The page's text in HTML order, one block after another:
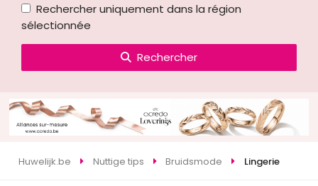
Rechercher uniquement dans la région
sélectionnée
Rechercher
Huwelijk.be Nuttige tips Bruidsmode Lingerie